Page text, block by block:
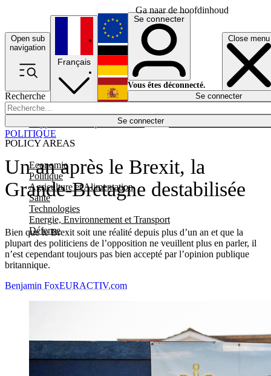
Ga naar de hoofdinhoud
Open sub
navigation
Close menu
Recherche
Se connecter
POLICY AREAS
Economie
Politique
Agriculture et Alimentation
Santé
Technologies
Energie, Environnement et Transport
Défense
Économie
Français
English
Deutsch
Español
Se connecter
Vous êtes déconnecté.
Se connecter
Un an après le Brexit, la
Grande-Bretagne destabilisée
Bien que le Brexit soit une réalité depuis plus d’un an et que la
plupart des politiciens de l’opposition ne veuillent plus en parler, il
n’est cependant toujours pas bien accepté par l’opinion publique
britannique.
POLITIQUE
Benjamin FoxEURACTIV.com